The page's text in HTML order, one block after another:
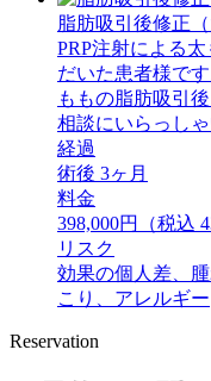
脂肪吸引後修正（
PRP注射による
だいた患者様で
ももの脂肪吸引
相談にいらっし
経過
術後 3ヶ月
料金
398,000円（税込
リスク
効果の個人差、
こり、アレルギー
Reservation